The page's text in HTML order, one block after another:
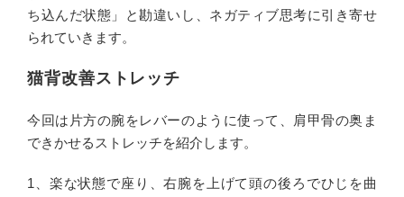
ち込んだ状態」と勘違いし、ネガティブ思考に引き寄せ
られていきます。
猫背改善ストレッチ
今回は片方の腕をレバーのように使って、肩甲骨の奥ま
できかせるストレッチを紹介します。
1、楽な状態で座り、右腕を上げて頭の後ろでひじを曲